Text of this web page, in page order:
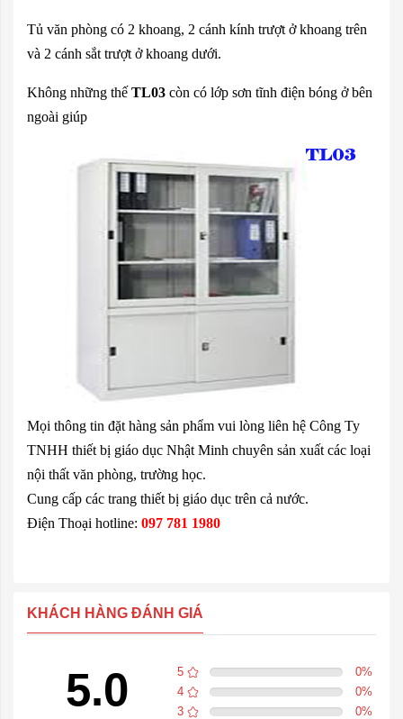
Tủ văn phòng có 2 khoang, 2 cánh kính trượt ở khoang trên
và 2 cánh sắt trượt ở khoang dưới.
Không những thế TL03 còn có lớp sơn tĩnh điện bóng ở bên
ngoài giúp
Mọi thông tin đặt hàng sản phẩm vui lòng liên hệ Công Ty
TNHH thiết bị giáo dục Nhật Minh chuyên sản xuất các loại
nội thất văn phòng, trường học.
Cung cấp các trang thiết bị giáo dục trên cả nước.
Điện Thoại hotline: 097 781 1980
KHÁCH HÀNG ĐÁNH GIÁ
5.0 5 0%
4
0%
3
0%